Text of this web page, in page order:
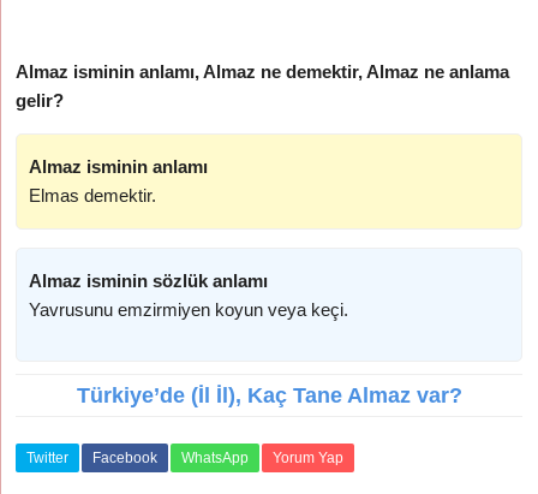
Almaz isminin anlamı, Almaz ne demektir, Almaz ne anlama
gelir?
Almaz isminin anlamı
Elmas demektir.
Almaz isminin sözlük anlamı
Yavrusunu emzirmiyen koyun veya keçi.
Türkiye’de (İl İl), Kaç Tane Almaz var?
Twitter Facebook WhatsApp Yorum Yap